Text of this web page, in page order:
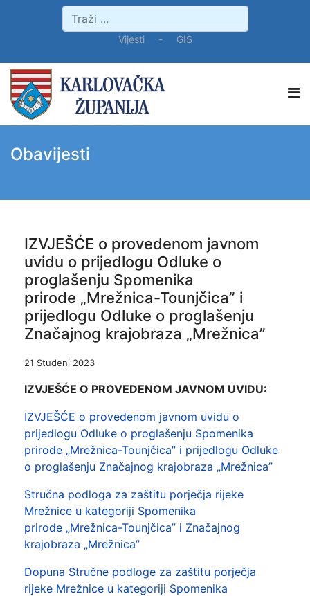
Vijesti- GIS
Obavijesti
IZVJEŠĆE o provedenom javnom
uvidu o prijedlogu Odluke o
proglašenju Spomenika
prirode „Mrežnica-Tounjčica” i
prijedlogu Odluke o proglašenju
Značajnog krajobraza „Mrežnica”
21 Studeni 2023
IZVJEŠĆE O PROVEDENOM JAVNOM UVIDU:
IZVJEŠĆE o provedenom javnom uvidu o
prijedlogu Odluke o proglašenju Spomenika
prirode „Mrežnica-Tounjčica” i prijedlogu Odluke
o proglašenju Značajnog krajobraza „Mrežnica”
Stručna podloga za zaštitu porječja rijeke
Mrežnice u kategoriji Spomenika
prirode „Mrežnica-Tounjčica” i Značajnog
krajobraza „Mrežnica”
Dopuna Stručne podloge za zaštitu porječja
rijeke Mrežnice u kategoriji Spomenika